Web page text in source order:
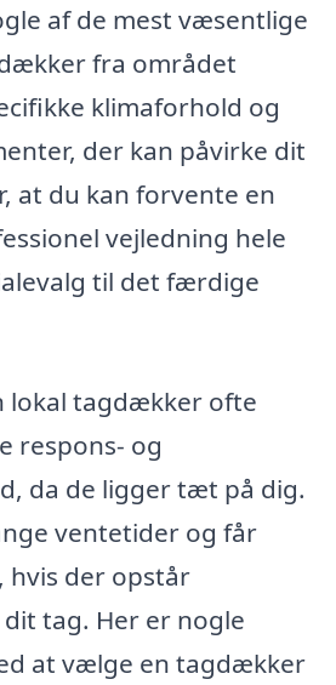
af de mest væsentlige
fra området
klimaforhold og
der kan påvirke dit
at du kan forvente en
vejledning hele
til det færdige
lokal tagdækker ofte
respons- og
da de ligger tæt på dig.
ventetider og får
der opstår
tag. Her er nogle
at vælge en tagdækker